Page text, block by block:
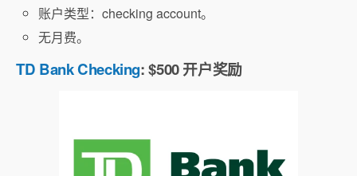
账户类型：checking account。
无月费。
TD Bank Checking: $500 开户奖励